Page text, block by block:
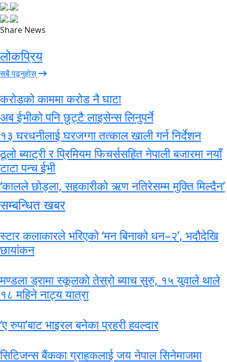
Share News
लोकप्रिय
सबै पढ्नुहोस्
करोडको काममा करोड नै घाटा
अब ईभीको पनि छुट्टै लाइसेन्स लिनुपर्ने
१३ घरधनीलाई घरजग्गा तत्काल खाली गर्न निर्देशन
ठूलो ब्याट्री र प्रिमियम फिचर्ससहित नेपाली बजारमा नयाँ
टाटा पन्च ईभी
‘कालले छोड्ला, सहकारीको ऋण नतिरेसम्म मुक्ति मिल्दैन’
सम्बन्धित खबर
स्टार कलाकारले भरिएको ‘मन बिनाको धन–२’, भदौदेखि
छायांकन
मण्डला ड्रामा स्कूलको तेस्रो ब्याच सुरु, १५ युवाले थाले
१८ महिने नाट्य यात्रा
‘ए रुपा’बाट भाइरल बनेका प्रहरी हवल्दार
सिटिजन्स बैंकका ग्राहकलाई जय नेपाल सिनेमाजमा